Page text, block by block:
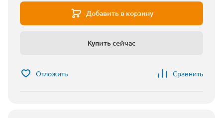
Добавить в корзину
Купить сейчас
Отложить Сравнить